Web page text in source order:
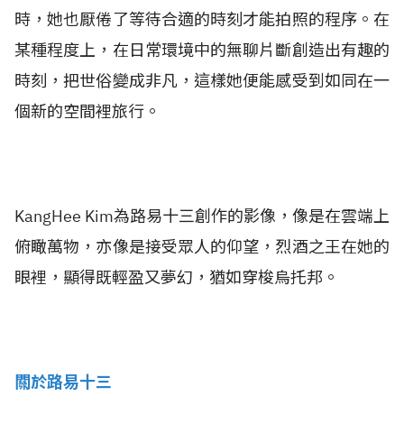
時，她也厭倦了等待合適的時刻才能拍照的程序。在
某種程度上，在日常環境中的無聊片斷創造出有趣的
時刻，把世俗變成非凡，這樣她便能感受到如同在一
個新的空間裡旅行。
KangHee Kim為路易十三創作的影像，像是在雲端上
俯瞰萬物，亦像是接受眾人的仰望，烈酒之王在她的
眼裡，顯得既輕盈又夢幻，猶如穿梭烏托邦。
關於路易十三